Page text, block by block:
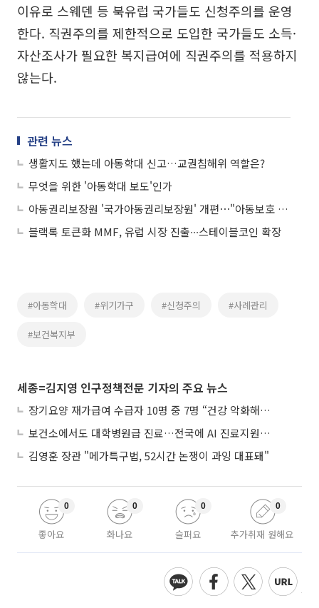
이유로 스웨덴 등 북유럽 국가들도 신청주의를 운영
한다. 직권주의를 제한적으로 도입한 국가들도 소득·
자산조사가 필요한 복지급여에 직권주의를 적용하지
않는다.
관련 뉴스
생활지도 했는데 아동학대 신고…교권침해위 역할은?
무엇을 위한 '아동학대 보도'인가
아동권리보장원 '국가아동권리보장원' 개편⋯"아동보호 국가 책임 강화"
블랙록 토큰화 MMF, 유럽 시장 진출∙∙∙스테이블코인 확장
#아동학대 #위기가구 #신청주의 #사례관리
#보건복지부
세종=김지영 인구정책전문 기자의 주요 뉴스
장기요양 재가급여 수급자 10명 중 7명 “건강 악화해도 집에서”
보건소에서도 대학병원급 진료…전국에 AI 진료지원도구 보급
김영훈 장관 "메가특구법, 52시간 논쟁이 과잉 대표돼"
좋아요
0
화나요
0
슬퍼요
0
추가취재 원해요
0